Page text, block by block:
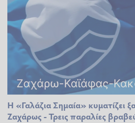
Η «Γαλάζια Σημαία» κυματίζει
Ζαχάρως - Τρεις παραλίες